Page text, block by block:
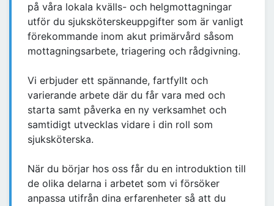
på våra lokala kvälls- och helgmottagningar
utför du sjuksköterskeuppgifter som är vanligt
förekommande inom akut primärvård såsom
mottagningsarbete, triagering och rådgivning.
Vi erbjuder ett spännande, fartfyllt och
varierande arbete där du får vara med och
starta samt påverka en ny verksamhet och
samtidigt utvecklas vidare i din roll som
sjuksköterska.
När du börjar hos oss får du en introduktion till
de olika delarna i arbetet som vi försöker
anpassa utifrån dina erfarenheter så att du